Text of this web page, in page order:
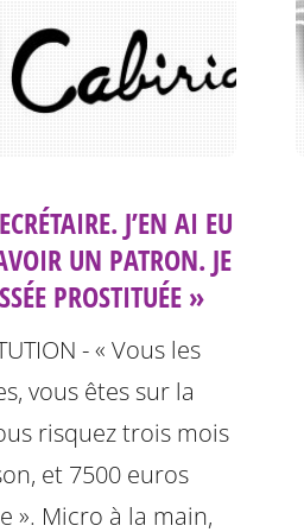
J’EN AI EU
UN PATRON. JE
PROSTITUÉE »
- « Vous les
vous êtes sur la
risquez trois mois
et 7500 euros
». Micro à la main,